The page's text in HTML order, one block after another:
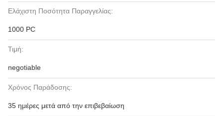
Ελάχιστη Ποσότητα Παραγγελίας:
1000 PC
Τιμή:
negotiable
Χρόνος Παράδοσης:
35 ημέρες μετά από την επιβεβαίωση